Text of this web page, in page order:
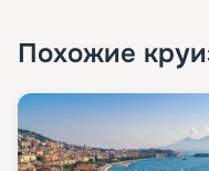
аксессуарами,
найдут свое место
библиотеке, зале
борту созданы все
детьми.
Похожие